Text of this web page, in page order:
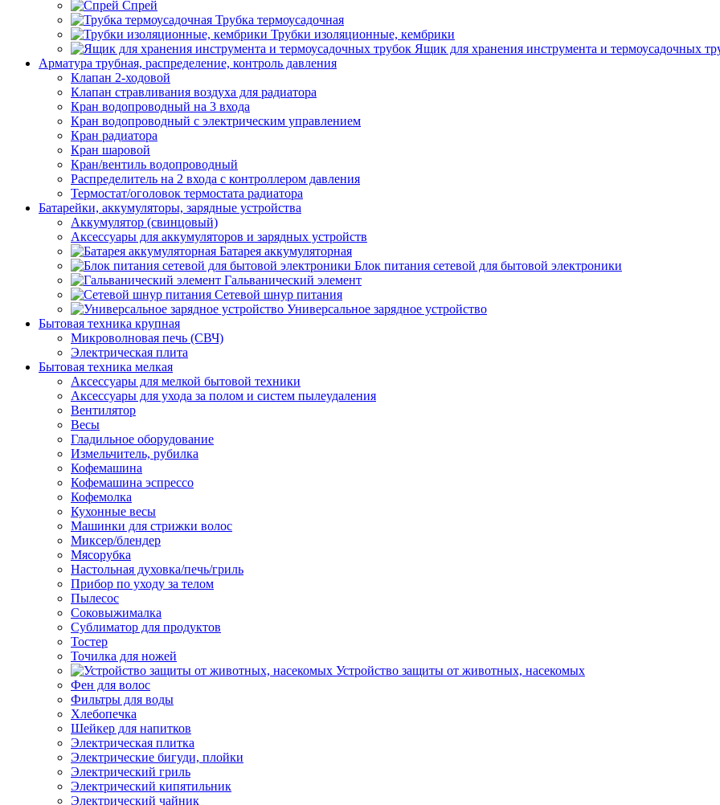
Спрей
Трубка термоусадочная
Трубки изоляционные, кембрики
Ящик для хранения инструмента и термоусадочных
Арматура трубная, распределение, контроль давления
Клапан 2-ходовой
Клапан стравливания воздуха для радиатора
Кран водопроводный на 3 входа
Кран водопроводный с электрическим управлением
Кран радиатора
Кран шаровой
Кран/вентиль водопроводный
Распределитель на 2 входа с контроллером давления
Термостат/оголовок термостата радиатора
Батарейки, аккумуляторы, зарядные устройства
Аккумулятор (свинцовый)
Аксессуары для аккумуляторов и зарядных устройств
Батарея аккумуляторная
Блок питания сетевой для бытовой электроники
Гальванический элемент
Сетевой шнур питания
Универсальное зарядное устройство
Бытовая техника крупная
Микроволновая печь (СВЧ)
Электрическая плита
Бытовая техника мелкая
Аксессуары для мелкой бытовой техники
Аксессуары для ухода за полом и систем пылеудаления
Вентилятор
Весы
Гладильное оборудование
Измельчитель, рубилка
Кофемашина
Кофемашина эспрессо
Кофемолка
Кухонные весы
Машинки для стрижки волос
Миксер/блендер
Мясорубка
Настольная духовка/печь/гриль
Прибор по уходу за телом
Пылесос
Соковыжималка
Сублиматор для продуктов
Тостер
Точилка для ножей
Устройство защиты от животных, насекомых
Фен для волос
Фильтры для воды
Хлебопечка
Шейкер для напитков
Электрическая плитка
Электрические бигуди, плойки
Электрический гриль
Электрический кипятильник
Электрический чайник